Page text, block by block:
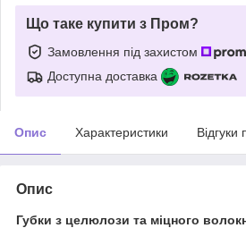
Що таке купити з Пром?
Замовлення під захистом
Доступна доставка
Опис Характеристики Відгуки
Опис
Губки з целюлози та міцного